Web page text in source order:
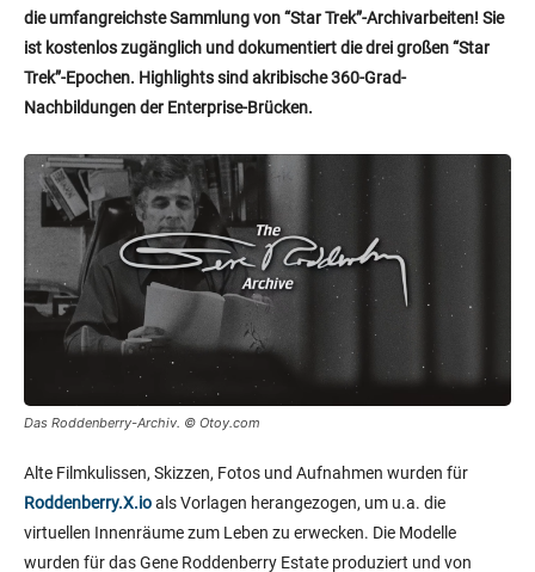
die umfangreichste Sammlung von “Star Trek”-Archivarbeiten! Sie
ist kostenlos zugänglich und dokumentiert die drei großen “Star
Trek”-Epochen. Highlights sind akribische 360-Grad-
Nachbildungen der Enterprise-Brücken.
Das Roddenberry-Archiv. © Otoy.com
Alte Filmkulissen, Skizzen, Fotos und Aufnahmen wurden für
Roddenberry.X.ioals Vorlagen herangezogen, um u.a. die
virtuellen Innenräume zum Leben zu erwecken. Die Modelle
wurden für das Gene Roddenberry Estate produziert und von